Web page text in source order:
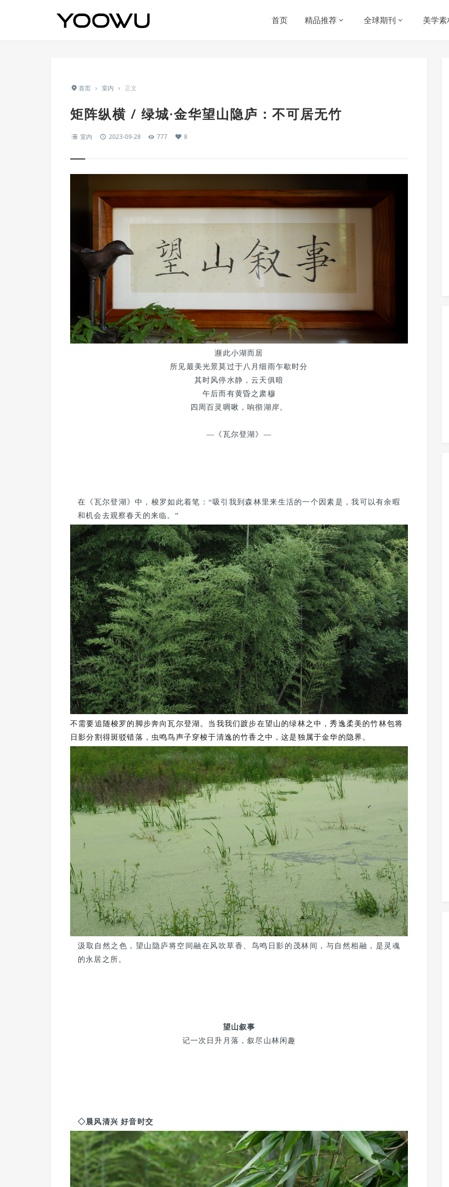
首页 精品推荐 全球期刊 美学
首页 › 室内 › 正文
矩阵纵横 / 绿城·金华望山隐庐：不可居无竹
室内 2023-09-28 777 8
濒此小湖而居
所见最美光景莫过于八月细雨乍歇时分
其时风停水静，云天俱暗
午后而有黄昏之肃穆
四周百灵啁啾，响彻湖岸。
—《瓦尔登湖》—
在《瓦尔登湖》中，梭罗如此着笔：“吸引我到森林里来生活的一个因素是，我可以有余暇
和机会去观察春天的来临。”
不需要追随梭罗的脚步奔向瓦尔登湖。当我我们踱步在望山的绿林之中，秀逸柔美的竹林包将
日影分割得斑驳错落，虫鸣鸟声子穿梭于清逸的竹香之中，这是独属于金华的隐界。
汲取自然之色，望山隐庐将空间融在风吹草香、鸟鸣日影的茂林间，与自然相融，是灵魂
的永居之所。
望山叙事
记一次日升月落，叙尽山林闲趣
◇晨风清兴 好音时交